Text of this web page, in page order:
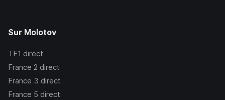
Sur Molotov
TF1 direct
France 2 direct
France 3 direct
France 5 direct